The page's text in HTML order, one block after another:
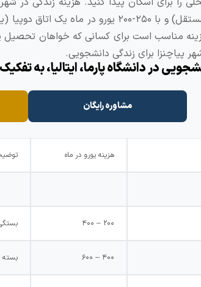
یورو یک اتاق سینگولا ( مستقل) و با ۲۵۰-
مناسب است برای کسانی که خواهان تحصیل
پیاچنزا برای زندگی دانشجویی.
در دانشگاه پارما، ایتالیا، به
مشاوره رایگان
هزینه یورو در ماه
۲۰۰ – ۴۰۰
۴۰۰ – ۶۰۰ بسته